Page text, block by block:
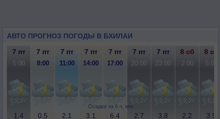
АВТО ПРОГНОЗ ПОГОДЫ В БХИЛАИ
Осадки за 6 ч, мм
7 пт 7 пт 7 пт 7 пт 7 пт 7 пт 7 пт 8 сб 8 сб
5:00 8:00 11:00 14:00 17:00 20:00 23:00 2:00 5:00
1.4 0.5 2.1 3.1 6.4 2.7 3.8 2.2 3.9